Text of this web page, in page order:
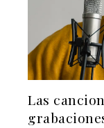
Las